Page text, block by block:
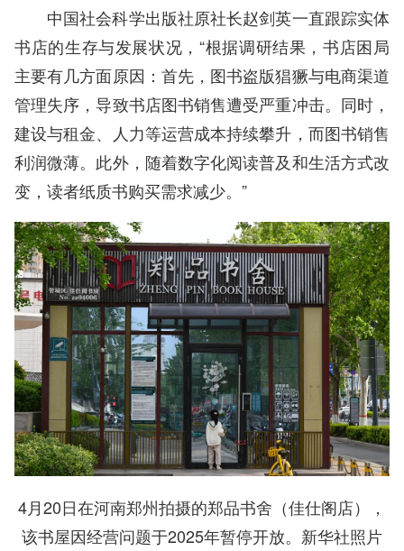
中国社会科学出版社原社长赵剑英一直跟踪实体
书店的生存与发展状况，“根据调研结果，书店困局
主要有几方面原因：首先，图书盗版猖獗与电商渠道
管理失序，导致书店图书销售遭受严重冲击。同时，
建设与租金、人力等运营成本持续攀升，而图书销售
利润微薄。此外，随着数字化阅读普及和生活方式改
变，读者纸质书购买需求减少。”
4月20日在河南郑州拍摄的郑品书舍（佳仕阁店），
该书屋因经营问题于2025年暂停开放。新华社照片